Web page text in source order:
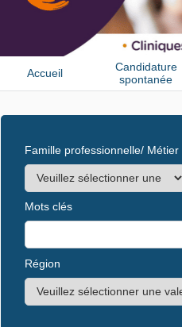
Accueil
Candidature
spontanée
Famille professionnelle/ Métier
Mots clés
Région